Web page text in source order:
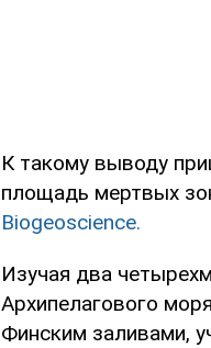
К такому выводу
площадь мертвых
Biogeoscience.
Изучая два
Архипелагового
Финским заливами,